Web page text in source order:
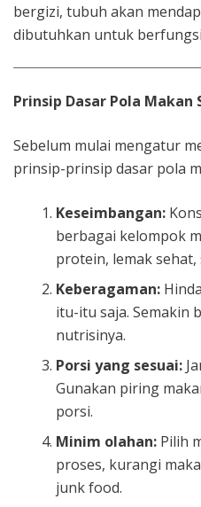
bergizi, tubuh akan
dibutuhkan untuk
Prinsip Dasar Pola Makan
Sebelum mulai mengatur
prinsip-prinsip dasar pola
Keseimbangan:
berbagai kelompok
protein, lemak sehat,
Keberagaman:
itu-itu saja. Semakin
nutrisinya.
Porsi yang sesuai:
Gunakan piring
porsi.
Minim olahan: Pilih
proses, kurangi
junk food.